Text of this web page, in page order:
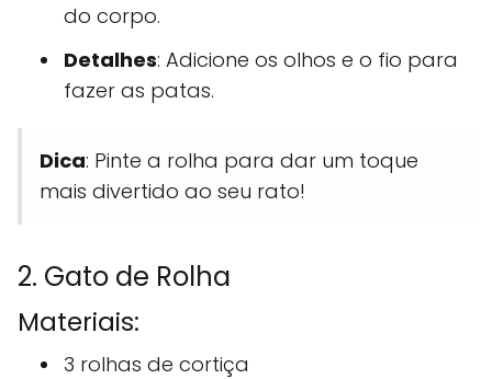
do corpo.
Detalhes: Adicione os olhos e o fio para
fazer as patas.
Dica: Pinte a rolha para dar um toque
mais divertido ao seu rato!
2. Gato de Rolha
Materiais:
3 rolhas de cortiça